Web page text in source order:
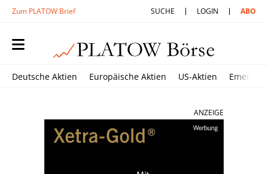
Zum PLATOW Brief SUCHE LOGIN ABO
Deutsche Aktien Europäische Aktien US-Aktien
ANZEIGE